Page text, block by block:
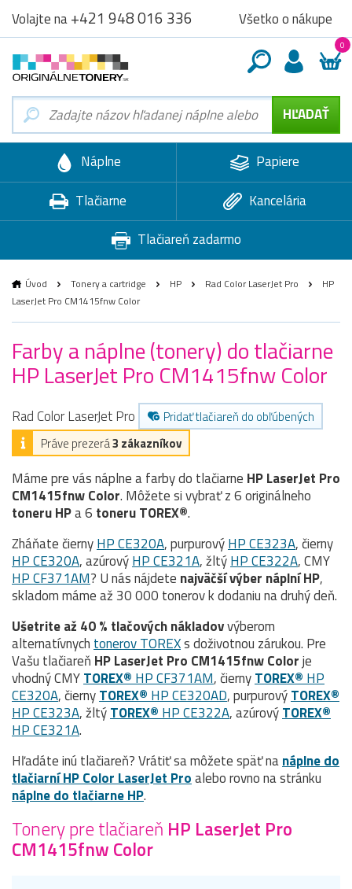
Volajte na+421 948 016 336 Všetko o nákupe
0
Náplne
Papiere
Tlačiarne
Kancelária
Tlačiareň zadarmo
Úvod Tonery a cartridge HP Rad Color LaserJet Pro
HP
LaserJet Pro CM1415fnw Color
Farby a náplne (tonery) do tlačiarne
HP LaserJet Pro CM1415fnw Color
Rad Color LaserJet Pro
Pridať tlačiareň do obľúbených
Práve prezerá3 zákazníkov
Máme pre vás náplne a farby do tlačiarne HP LaserJet Pro
CM1415fnw Color. Môžete si vybrať z 6 originálneho
toneruHPa 6 toneru TOREX®.
Zháňate čiernyHP CE320A, purpurovýHP CE323A, čierny
HP CE320A, azúrovýHP CE321A, žltýHP CE322A, CMY
HP CF371AM? U nás nájdete najväčší výber náplní HP,
skladom máme až 30 000 tonerov k dodaniu na druhý deň.
Ušetrite až 40 % tlačových nákladovvýberom
alternatívnychtonerov TOREXs doživotnou zárukou. Pre
Vašu tlačiareň HP LaserJet Pro CM1415fnw Colorje
vhodný CMYTOREX®HP CF371AM, čiernyTOREX®HP
CE320A, čiernyTOREX®HP CE320AD, purpurovýTOREX®
HP CE323A, žltýTOREX®HP CE322A, azúrovýTOREX®
HP CE321A.
Hľadáte inú tlačiareň? Vrátiť sa môžete späť nanáplne do
tlačiarní HP Color LaserJet Proalebo rovno na stránku
náplne do tlačiarne HP.
Tonery pre tlačiareň HP LaserJet Pro
CM1415fnw Color